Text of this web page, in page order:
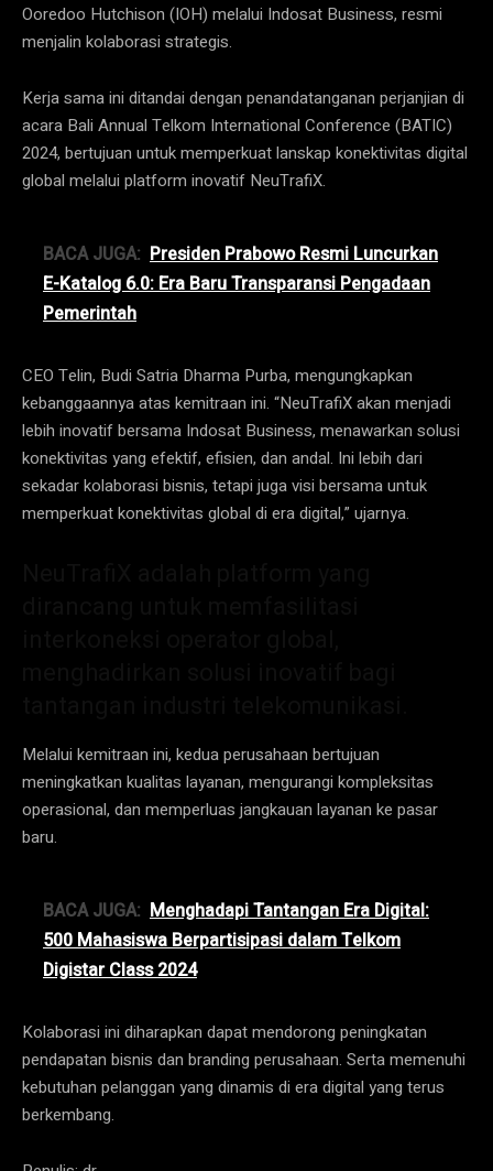
Ooredoo Hutchison (IOH) melalui Indosat Business, resmi
menjalin kolaborasi strategis.
Kerja sama ini ditandai dengan penandatanganan perjanjian di
acara Bali Annual Telkom International Conference (BATIC)
2024, bertujuan untuk memperkuat lanskap konektivitas digital
global melalui platform inovatif NeuTrafiX.
BACA JUGA: Presiden Prabowo Resmi Luncurkan
E-Katalog 6.0: Era Baru Transparansi Pengadaan
Pemerintah
CEO Telin, Budi Satria Dharma Purba, mengungkapkan
kebanggaannya atas kemitraan ini. “NeuTrafiX akan menjadi
lebih inovatif bersama Indosat Business, menawarkan solusi
konektivitas yang efektif, efisien, dan andal. Ini lebih dari
sekadar kolaborasi bisnis, tetapi juga visi bersama untuk
memperkuat konektivitas global di era digital,” ujarnya.
Melalui kemitraan ini, kedua perusahaan bertujuan
meningkatkan kualitas layanan, mengurangi kompleksitas
operasional, dan memperluas jangkauan layanan ke pasar
baru.
BACA JUGA: Menghadapi Tantangan Era Digital:
500 Mahasiswa Berpartisipasi dalam Telkom
Digistar Class 2024
Kolaborasi ini diharapkan dapat mendorong peningkatan
pendapatan bisnis dan branding perusahaan. Serta memenuhi
kebutuhan pelanggan yang dinamis di era digital yang terus
berkembang.